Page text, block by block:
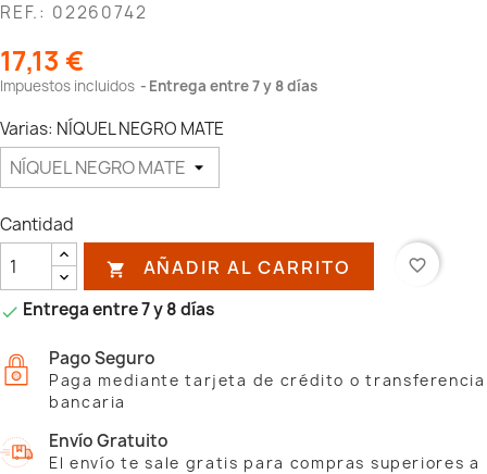
REF.: 02260742
17,13 €
Impuestos incluidos Entrega entre 7 y 8 días
Varias: NÍQUEL NEGRO MATE
Cantidad
 AÑADIR AL CARRITO favorite_border
 Entrega entre 7 y 8 días
Pago Seguro
Paga mediante tarjeta de crédito o transferencia
bancaria
Envío Gratuito
El envío te sale gratis para compras superiores a